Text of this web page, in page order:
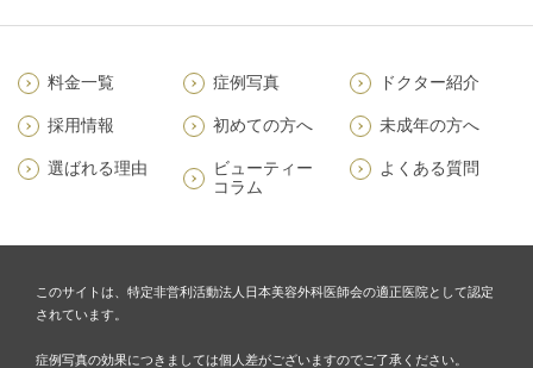
料金一覧 症例写真 ドクター紹介
採用情報 初めての方へ 未成年の方へ
選ばれる理由
ビューティー
コラム
よくある質問
このサイトは、特定非営利活動法人日本美容外科医師会の適正医院として認定
されています。
症例写真の効果につきましては個人差がございますのでご了承ください。